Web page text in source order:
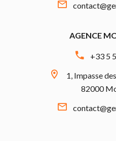
AGENCE
+33 5
1, Impasse
82000